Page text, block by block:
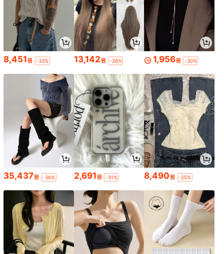
8,451원 -33% 13,142원 -26% 1,956원 -30%
35,437원 -36% 2,691원 -31% 8,490원 -25%